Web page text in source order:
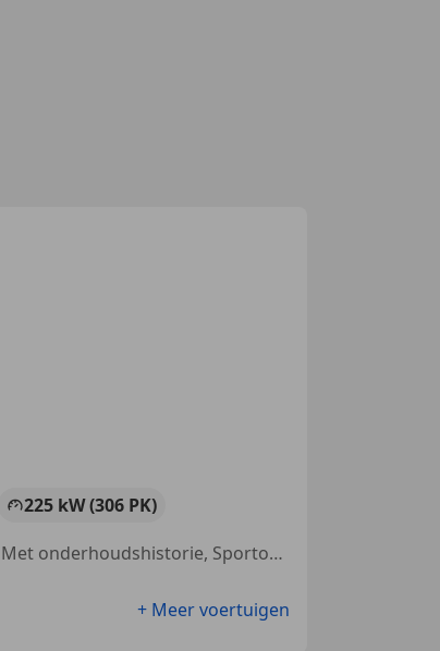
225 kW (306 PK)
Sportstoelen, Airbag bestuurder, Parkeerhulp met camera, Panorama dak, Met onderhoudshistorie, Sportonderstel, 4x4, Schakelflippers
+ Meer voertuigen